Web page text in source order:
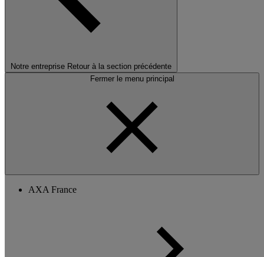
Notre entreprise Retour à la section précédente
Fermer le menu principal
AXA France